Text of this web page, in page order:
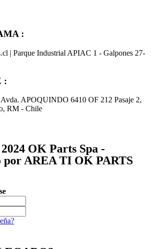
:
| Parque Industrial APIAC 1 - Galpones 27-
:
Avda. APOQUINDO 6410 OF 212 Pasaje 2,
RM - Chile
OK Parts Spa -
por AREA TI OK PARTS